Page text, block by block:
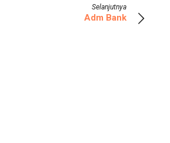
Selanjutnya
Adm Bank